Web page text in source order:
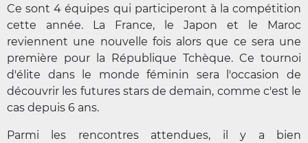
Ce sont 4 équipes qui participeront à la compétition
cette année. La France, le Japon et le Maroc
reviennent une nouvelle fois alors que ce sera une
première pour la République Tchèque. Ce tournoi
d'élite dans le monde féminin sera l'occasion de
découvrir les futures stars de demain, comme c'est le
cas depuis 6 ans.
Parmi les rencontres attendues, il y a bien